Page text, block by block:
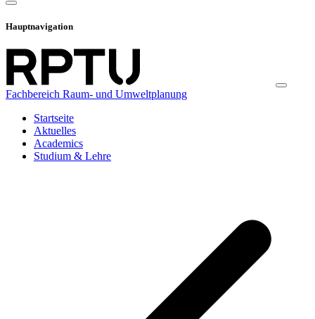
Hauptnavigation
Fachbereich Raum- und Umweltplanung
Startseite
Aktuelles
Academics
Studium & Lehre